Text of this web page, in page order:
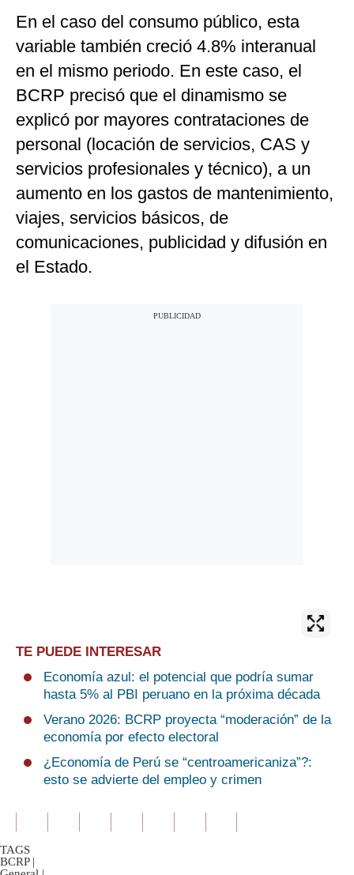
En el caso del consumo público, esta
variable también creció 4.8% interanual
en el mismo periodo. En este caso, el
BCRP precisó que el dinamismo se
explicó por mayores contrataciones de
personal (locación de servicios, CAS y
servicios profesionales y técnico), a un
aumento en los gastos de mantenimiento,
viajes, servicios básicos, de
comunicaciones, publicidad y difusión en
el Estado.
TE PUEDE INTERESAR
Economía azul: el potencial que podría sumar
hasta 5% al PBI peruano en la próxima década
Verano 2026: BCRP proyecta “moderación” de la
economía por efecto electoral
¿Economía de Perú se “centroamericaniza”?:
esto se advierte del empleo y crimen
TAGS
BCRP |